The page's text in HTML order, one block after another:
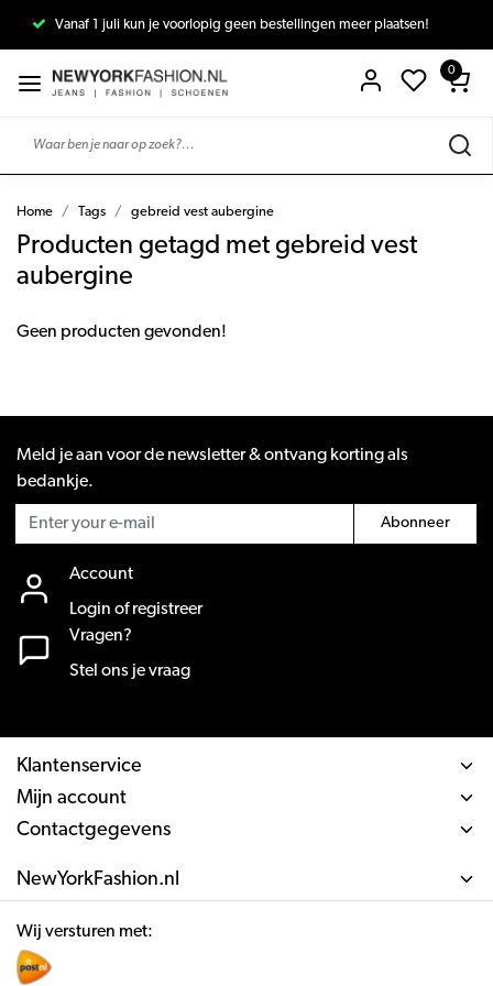
Vanaf 1 juli kun je voorlopig geen bestellingen meer plaatsen!
0
Home Tags gebreid vest aubergine
Producten getagd met gebreid vest
aubergine
Geen producten gevonden!
Meld je aan voor de newsletter & ontvang korting als
bedankje.
Abonneer
Account
Login of registreer
Vragen?
Stel ons je vraag
Klantenservice
Mijn account
Contactgegevens
NewYorkFashion.nl
Wij versturen met: